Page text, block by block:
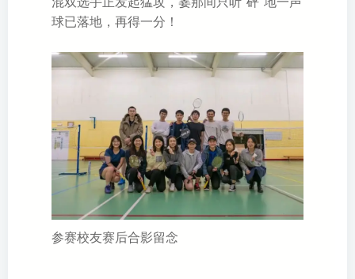
球已落地，再得一分！
参赛校友赛后合影留念